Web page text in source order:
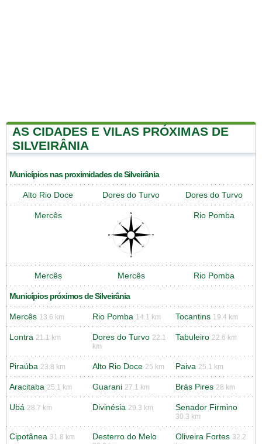
AS CIDADES E VILAS PRÓXIMAS DE
SILVEIRÂNIA
Municípios nas proximidades de Silveirânia
Alto Rio Doce Dores do Turvo Dores do Turvo
Mercês Rio Pomba
Mercês Mercês Rio Pomba
Municípios próximos de Silveirânia
Mercês 13.6 km Rio Pomba 14.1 km Tocantins 19.4 km
Lontra 21.1 km Dores do Turvo 22.1
km
Tabuleiro 22.6 km
Piraúba 23.8 km Alto Rio Doce 25 km Paiva 25.1 km
Aracitaba 25.1 km Guarani 27.1 km Brás Pires 28 km
Ubá 28.7 km Divinésia 29.3 km Senador Firmino
30.3 km
Cipotânea 31.8 km Desterro do Melo Oliveira Fortes 32.2